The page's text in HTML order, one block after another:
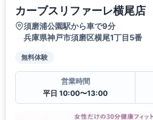
カーブスリファーレ横尾店
須磨浦公園駅から車で9分
兵庫県神戸市須磨区横尾1丁目5番
無料体験
営業時間
平日 10:00〜13:00